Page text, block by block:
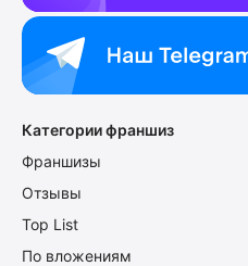
Категории франшиз
Франшизы
Отзывы
Top List
По вложениям